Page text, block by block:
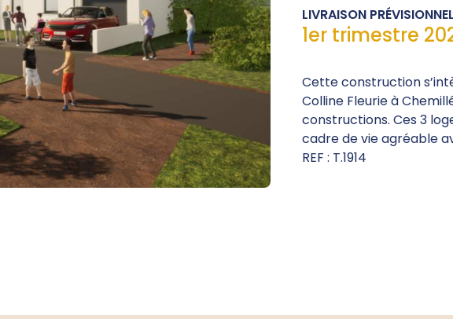
LIVRAISON
1er trimestre
Cette construction
Colline Fleurie à
constructions. Ces 3
cadre de vie agréable
REF : T.1914